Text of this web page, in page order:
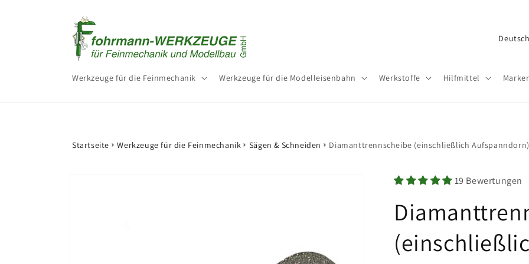
Werkzeuge für die Feinmechanik Werkzeuge für die Modelleisenbahn Werkstoffe Hilfmittel
n
e
i
n
Startseite Werkzeuge für die Feinmechanik Sägen & Schneiden Diamanttrennscheibe (einschließlich Aufspanndorn)
19 Bewertungen